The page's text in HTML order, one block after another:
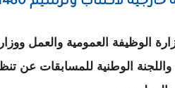
الوظيفة العمومية والعمل
واللجنة الوطنية للمسابقات عن